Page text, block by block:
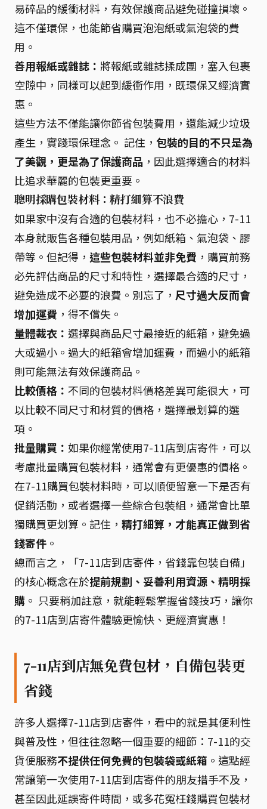
易碎品的緩衝材料，有效保護商品避免碰撞損壞。
這不僅環保，也能節省購買泡泡紙或氣泡袋的費
用。
善用報紙或雜誌： 將報紙或雜誌揉成團，塞入包裹
空隙中，同樣可以起到緩衝作用，既環保又經濟實
惠。
這些方法不僅能讓你節省包裝費用，還能減少垃圾
產生，實踐環保理念。 記住， 包裝的目的不只是為
了美觀，更是為了保護商品 ，因此選擇適合的材料
比追求華麗的包裝更重要。
聰明採購包裝材料：精打細算不浪費
如果家中沒有合適的包裝材料，也不必擔心，7-11
本身就販售各種包裝用品，例如紙箱、氣泡袋、膠
帶等。但記得， 這些包裝材料並非免費 ，購買前務
必先評估商品的尺寸和特性，選擇最合適的尺寸，
避免造成不必要的浪費。別忘了， 尺寸過大反而會
增加運費 ，得不償失。
量體裁衣： 選擇與商品尺寸最接近的紙箱，避免過
大或過小。過大的紙箱會增加運費，而過小的紙箱
則可能無法有效保護商品。
比較價格： 不同的包裝材料價格差異可能很大，可
以比較不同尺寸和材質的價格，選擇最划算的選
項。
批量購買： 如果你經常使用7-11店到店寄件，可以
考慮批量購買包裝材料，通常會有更優惠的價格。
在7-11購買包裝材料時，可以順便留意一下是否有
促銷活動，或者選擇一些綜合包裝組，通常會比單
獨購買更划算。記住， 精打細算，才能真正做到省
錢寄件 。
總而言之，「7-11店到店寄件，省錢靠包裝自備」
的核心概念在於提前規劃、妥善利用資源、精明採
購 。 只要稍加註意，就能輕鬆掌握省錢技巧，讓你
的7-11店到店寄件體驗更愉快、更經濟實惠！
7-11店到店無免費包材，自備包裝更
省錢
許多人選擇7-11店到店寄件，看中的就是其便利性
與普及性，但往往忽略一個重要的細節：7-11的交
貨便服務不提供任何免費的包裝袋或紙箱 。這點經
常讓第一次使用7-11店到店寄件的朋友措手不及，
甚至因此延誤寄件時間，或多花冤枉錢購買包裝材